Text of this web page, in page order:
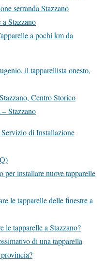
serranda Stazzano
Stazzano
a pochi km da
il tapparellista onesto,
Centro Storico
Stazzano
di Installazione
per installare nuove tapparelle
le tapparelle delle finestre a
le tapparelle a Stazzano?
di una tapparella